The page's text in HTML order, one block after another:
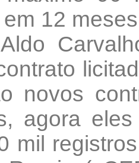
12
novos
agora
mil